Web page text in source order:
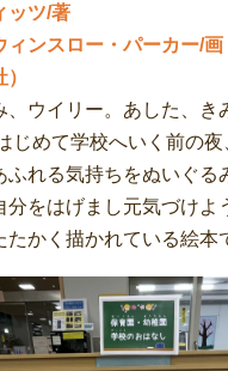
ッツ/著
ィンスロー・パーカー/
ウイリー。あした、き
じめて学校へいく前の
ふれる気持ちをぬいぐる
分をはげまし元気づけよ
かく描かれている絵本